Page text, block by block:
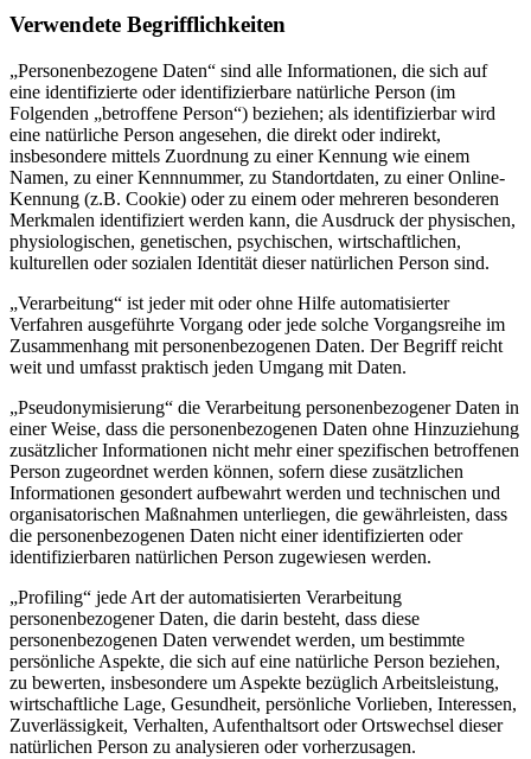
Verwendete Begrifflichkeiten
„Personenbezogene Daten“ sind alle Informationen, die sich auf
eine identifizierte oder identifizierbare natürliche Person (im
Folgenden „betroffene Person“) beziehen; als identifizierbar wird
eine natürliche Person angesehen, die direkt oder indirekt,
insbesondere mittels Zuordnung zu einer Kennung wie einem
Namen, zu einer Kennnummer, zu Standortdaten, zu einer Online-
Kennung (z.B. Cookie) oder zu einem oder mehreren besonderen
Merkmalen identifiziert werden kann, die Ausdruck der physischen,
physiologischen, genetischen, psychischen, wirtschaftlichen,
kulturellen oder sozialen Identität dieser natürlichen Person sind.
„Verarbeitung“ ist jeder mit oder ohne Hilfe automatisierter
Verfahren ausgeführte Vorgang oder jede solche Vorgangsreihe im
Zusammenhang mit personenbezogenen Daten. Der Begriff reicht
weit und umfasst praktisch jeden Umgang mit Daten.
„Pseudonymisierung“ die Verarbeitung personenbezogener Daten in
einer Weise, dass die personenbezogenen Daten ohne Hinzuziehung
zusätzlicher Informationen nicht mehr einer spezifischen betroffenen
Person zugeordnet werden können, sofern diese zusätzlichen
Informationen gesondert aufbewahrt werden und technischen und
organisatorischen Maßnahmen unterliegen, die gewährleisten, dass
die personenbezogenen Daten nicht einer identifizierten oder
identifizierbaren natürlichen Person zugewiesen werden.
„Profiling“ jede Art der automatisierten Verarbeitung
personenbezogener Daten, die darin besteht, dass diese
personenbezogenen Daten verwendet werden, um bestimmte
persönliche Aspekte, die sich auf eine natürliche Person beziehen,
zu bewerten, insbesondere um Aspekte bezüglich Arbeitsleistung,
wirtschaftliche Lage, Gesundheit, persönliche Vorlieben, Interessen,
Zuverlässigkeit, Verhalten, Aufenthaltsort oder Ortswechsel dieser
natürlichen Person zu analysieren oder vorherzusagen.